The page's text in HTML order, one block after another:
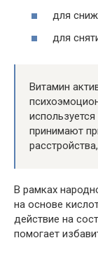
для
для
Витамин
принимают
В рамках
на основе
действие на
помогает